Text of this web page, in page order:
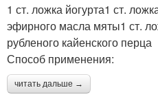
1 ст. ложка йогурта1 ст.
эфирного масла мяты1 ст.
рубленого кайенского перца
Способ применения:
читать дальше →